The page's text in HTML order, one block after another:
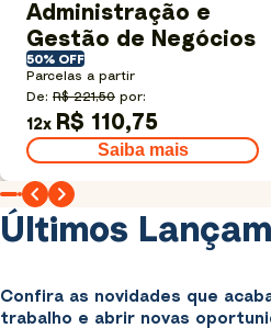
Administração e
Gestão de Negócios
50% OFF
Parcelas a partir
De: R$ 221,50 por:
12x R$ 110,75
Saiba mais
Últimos
Confira as novidades que
trabalho e abrir novas